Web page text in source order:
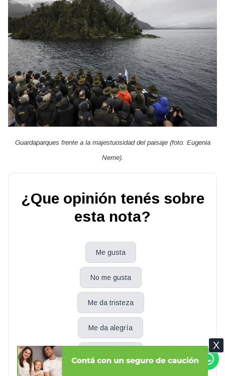
Guardaparques frente a la majestuosidad del paisaje (foto: Eugenia
Neme).
¿Que opinión tenés sobre
esta nota?
Me gusta
No me gusta
Me da tristeza
Me da alegría
Me da bronca
X